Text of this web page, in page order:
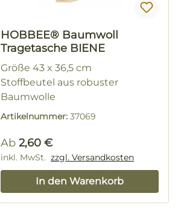
HOBBEE® Baumwoll
Tragetasche BIENE
Größe 43 x 36,5 cm
Stoffbeutel aus robuster
Baumwolle
Artikelnummer: 37069
Regulärer Preis:
Ab 2,60 €
inkl. MwSt. zzgl. Versandkosten
In den Warenkorb